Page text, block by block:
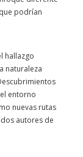
podrían
hallazgo
naturaleza
entorno
nuevas rutas
autores de